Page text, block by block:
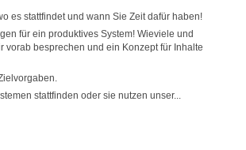
es stattfindet und wann Sie Zeit dafür haben!
für ein produktives System! Wieviele und
besprechen und ein Konzept für Inhalte
stattfinden oder sie nutzen unser...